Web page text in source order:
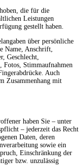
die für die
Leistungen
gestellt haben.
über persönliche
Name, Anschrift,
Geschlecht,
Fotos, Stimmaufnahmen
Auch
Zusammenhang mit
haben Sie – unter
– jederzeit das Recht
Daten, deren
sowie ein
Einschränkung der
bzw. unzulässig